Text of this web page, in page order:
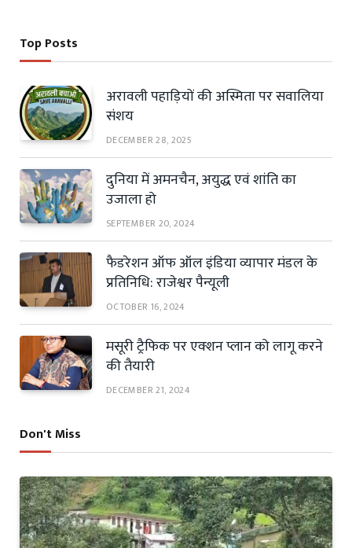
Top Posts
अरावली पहाड़ियों की अस्मिता पर सवालिया
संशय
DECEMBER 28, 2025
दुनिया में अमनचैन, अयुद्ध एवं शांति का
उजाला हो
SEPTEMBER 20, 2024
फैडरेशन ऑफ ऑल इंडिया व्यापार मंडल के
प्रतिनिधि: राजेश्वर पैन्यूली
OCTOBER 16, 2024
मसूरी ट्रैफिक पर एक्शन प्लान को लागू करने
की तैयारी
DECEMBER 21, 2024
Don't Miss